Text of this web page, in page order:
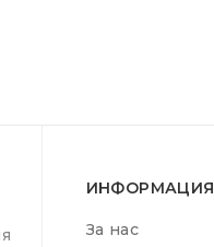
ИНФОРМАЦИЯ
За нас